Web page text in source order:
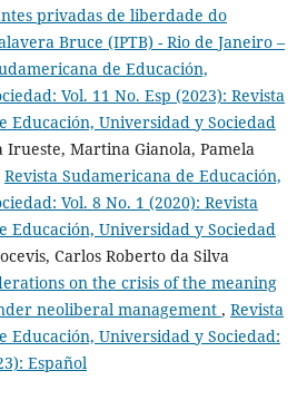
privadas de liberdade do
Bruce (IPTB) - Rio de Janeiro –
de Educación,
Vol. 11 No. Esp (2023): Revista
Educación, Universidad y Sociedad
Irueste, Martina Gianola, Pamela
Revista Sudamericana de Educación,
Vol. 8 No. 1 (2020): Revista
Educación, Universidad y Sociedad
Carlos Roberto da Silva
on the crisis of the meaning
neoliberal management , Revista
Educación, Universidad y Sociedad:
Español